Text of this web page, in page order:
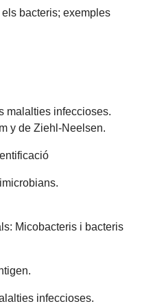
bacteris; exemples
malalties infeccioses.
y de Ziehl-Neelsen.
Micobacteris i bacteris
infeccioses.